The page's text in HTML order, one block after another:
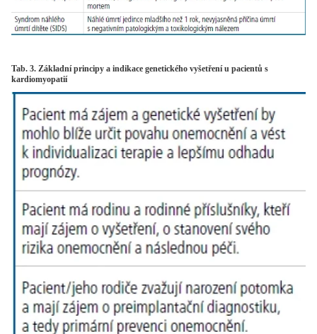
Tab. 3. Základní principy a indikace genetického vyšetření u pacientů s
kardiomyopatií